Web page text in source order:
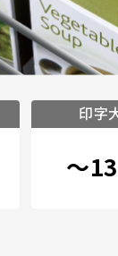
印字
～